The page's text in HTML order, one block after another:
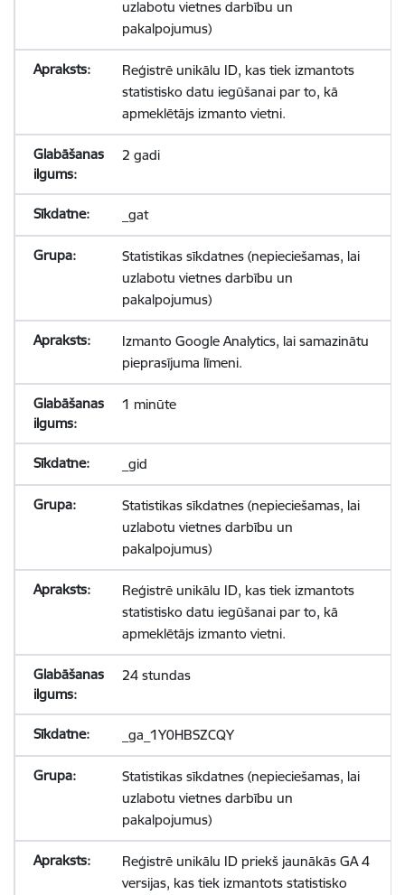
uzlabotu vietnes darbību un
pakalpojumus)
Reģistrē unikālu ID, kas tiek izmantots
statistisko datu iegūšanai par to, kā
apmeklētājs izmanto vietni.
2 gadi
_gat
Statistikas sīkdatnes (nepieciešamas, lai
uzlabotu vietnes darbību un
pakalpojumus)
Izmanto Google Analytics, lai samazinātu
pieprasījuma līmeni.
1 minūte
_gid
Statistikas sīkdatnes (nepieciešamas, lai
uzlabotu vietnes darbību un
pakalpojumus)
Reģistrē unikālu ID, kas tiek izmantots
statistisko datu iegūšanai par to, kā
apmeklētājs izmanto vietni.
24 stundas
_ga_1Y0HBSZCQY
Statistikas sīkdatnes (nepieciešamas, lai
uzlabotu vietnes darbību un
pakalpojumus)
Reģistrē unikālu ID priekš jaunākās GA 4
versijas, kas tiek izmantots statistisko